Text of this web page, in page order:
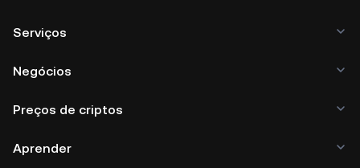
Serviços
Negócios
Preços de criptos
Aprender